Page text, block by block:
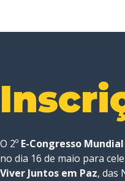
O 2º E-Congresso
no dia 16 de maio para
Viver Juntos em Paz, das